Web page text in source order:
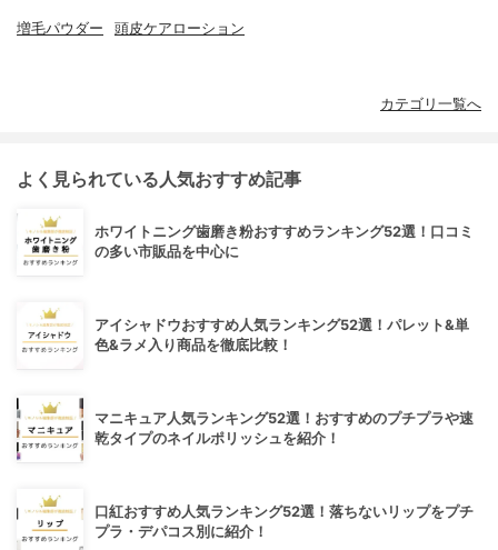
増毛パウダー 頭皮ケアローション
カテゴリ一覧へ
よく見られている人気おすすめ記事
ホワイトニング歯磨き粉おすすめランキング52選！口コミ
の多い市販品を中心に
アイシャドウおすすめ人気ランキング52選！パレット&単
色&ラメ入り商品を徹底比較！
マニキュア人気ランキング52選！おすすめのプチプラや速
乾タイプのネイルポリッシュを紹介！
口紅おすすめ人気ランキング52選！落ちないリップをプチ
プラ・デパコス別に紹介！